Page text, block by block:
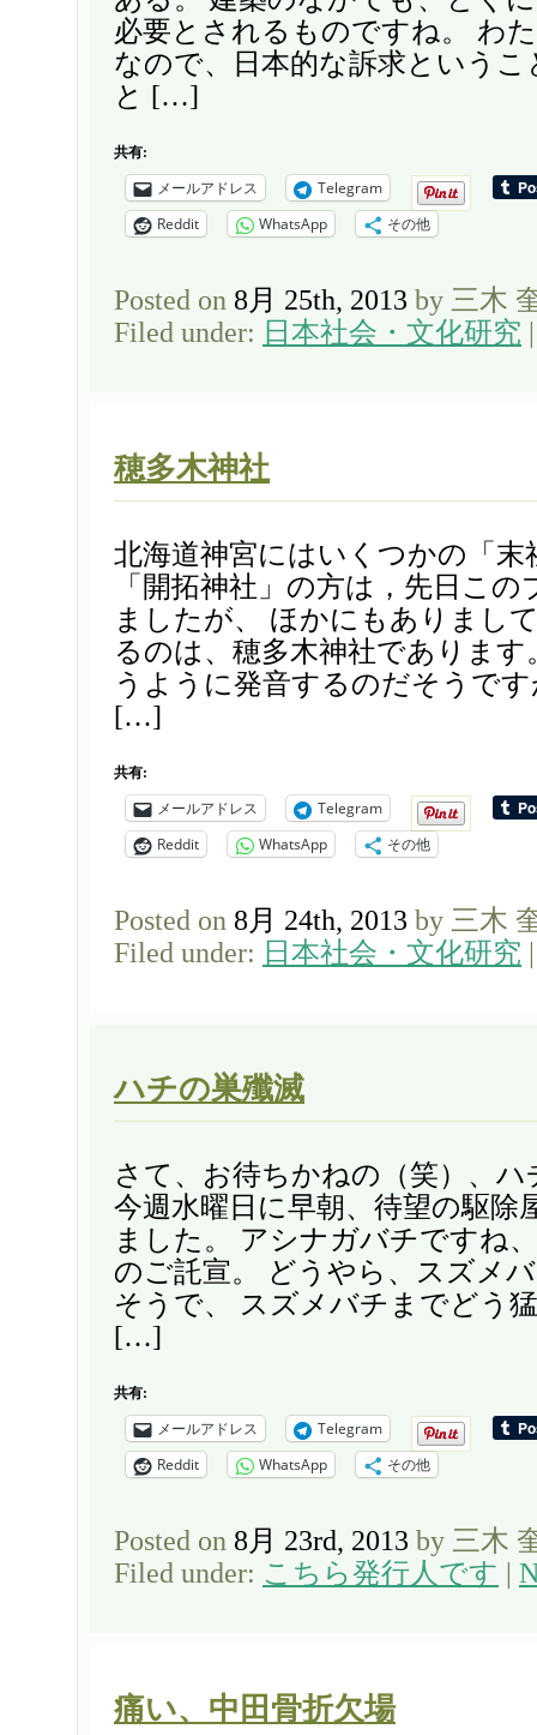
必要とされるものですね。 わ
なので、日本的な訴求という
と […]
共有:
メールアドレス
Telegram
Reddit
WhatsApp その他
Posted on 8月 25th, 2013 by 三木
Filed under: 日本社会・文化研究
穂多木神社
北海道神宮にはいくつかの「末
「開拓神社」の方は，先日こ
ましたが、 ほかにもありまし
るのは、穂多木神社でありま
うように発音するのだそうで
[…]
共有:
メールアドレス
Telegram
Reddit
WhatsApp その他
Posted on 8月 24th, 2013 by 三木
Filed under: 日本社会・文化研究
ハチの巣殲滅
さて、お待ちかねの（笑）、
今週水曜日に早朝、待望の駆除
ました。 アシナガバチですね
のご託宣。 どうやら、スズメ
そうで、 スズメバチまでどう
[…]
共有:
メールアドレス
Telegram
Reddit
WhatsApp その他
Posted on 8月 23rd, 2013 by 三木
Filed under: こちら発行人です
痛い、中田骨折欠場